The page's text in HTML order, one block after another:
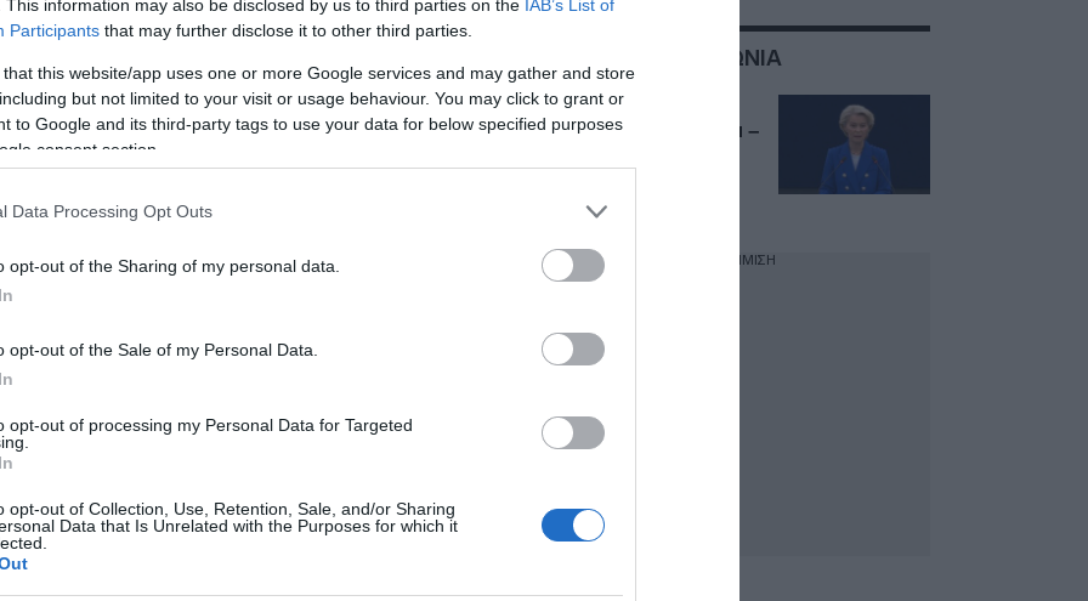
This information may also be disclosed by us to third parties on the IAB’s List of
Participants that may further disclose it to other third parties.
that this website/app uses one or more Google services and may gather and store
but not limited to your visit or usage behaviour. You may click to grant or
to Google and its third-party tags to use your data for below specified purposes
consent section.
Data Processing Opt Outs
opt-out of the Sharing of my personal data.
opt-out of the Sale of my Personal Data.
opt-out of processing my Personal Data for Targeted
opt-out of Collection, Use, Retention, Sale, and/or Sharing
Data that Is Unrelated with the Purposes for which it
και οι υβριδικές τακτικές
την εθνική άμυνα και ασφάλεια,
αποτροπής και αντίδρασης
«probing»
ορίων, των αντιδράσεων και της
άμεση κλιμάκωση σε σύγκρουση),
ασφάλειας της Ευρώπης και
ΣΧΕΤΙΚΑ ΜΕ:ΠΟΛΩΝΙΑ
Ρωσικός πύραυλος
έπεσε στην Πολωνία –
ντερ Λάιεν
ΔΙΑΦΗΜΙΣΗ